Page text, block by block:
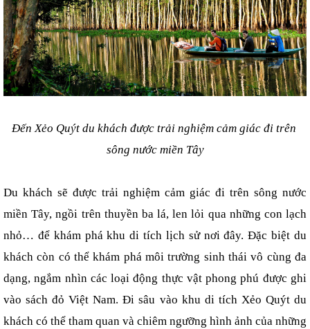
Đến Xẻo Quýt du khách được trải nghiệm cảm giác đi trên
sông nước miền Tây
Du khách sẽ được trải nghiệm cảm giác đi trên sông nước
miền Tây, ngồi trên thuyền ba lá, len lỏi qua những con lạch
nhỏ… để khám phá khu di tích lịch sử nơi đây. Đặc biệt du
khách còn có thể khám phá môi trường sinh thái vô cùng đa
dạng, ngắm nhìn các loại động thực vật phong phú được ghi
vào sách đỏ Việt Nam. Đi sâu vào khu di tích Xẻo Quýt du
khách có thể tham quan và chiêm ngưỡng hình ảnh của những